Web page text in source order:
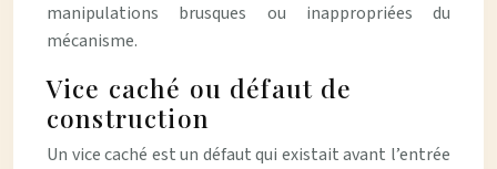
manipulations brusques ou inappropriées du
mécanisme.
Vice caché ou défaut de
construction
Un vice caché est un défaut qui existait avant l’entrée